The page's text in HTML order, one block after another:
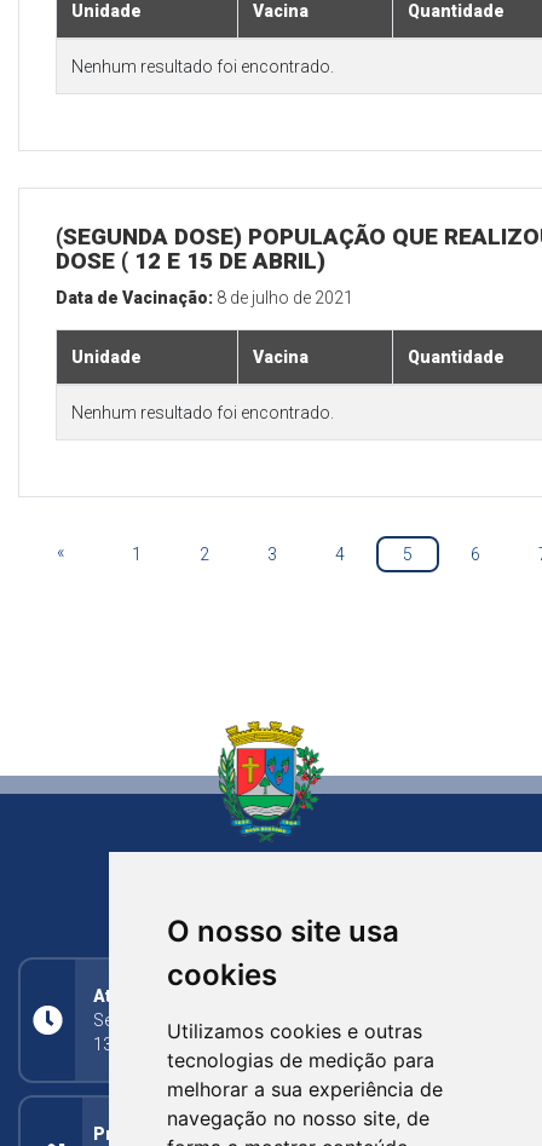
O nosso site usa
cookies
Utilizamos cookies e outras
tecnologias de medição para
melhorar a sua experiência de
navegação no nosso site, de
Unidade Vacina Quantidade
Nenhum resultado foi encontrado.
(SEGUNDA DOSE) POPULAÇÃO QUE
DOSE ( 12 E 15 DE ABRIL)
Data de Vacinação: 8 de julho de 2021
Unidade Vacina Quantidade
Nenhum resultado foi encontrado.
« 1 2 3 4 5 6
Atendimento
Segunda a Sexta: 8h às 11h30min (manhã);
13h30min às 17h (tarde)
Prefeitura Municipal